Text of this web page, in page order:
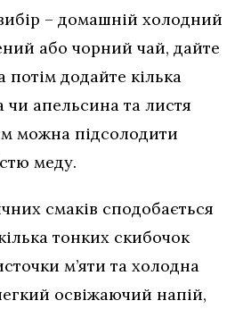
– домашній холодний
або чорний чай, дайте
додайте кілька
чи апельсина та листя
можна підсолодити
меду.
смаків сподобається
тонких скибочок
м’яти та холодна
освіжаючий напій,